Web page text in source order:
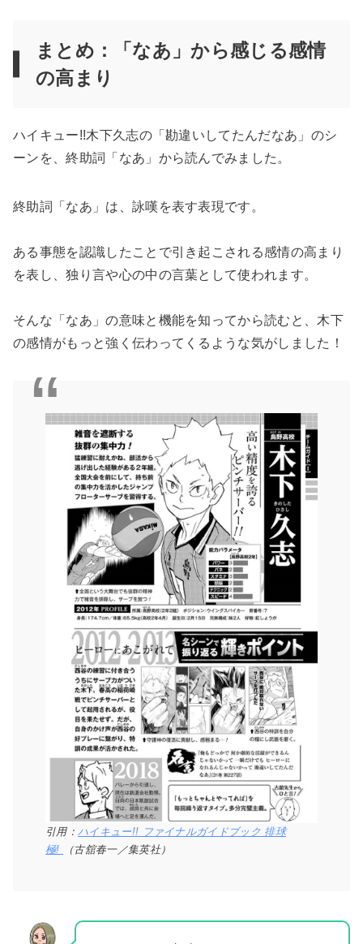
まとめ：「なあ」から感じる感情
の高まり
ハイキュー!!木下久志の「勘違いしてたんだなあ」のシ
ーンを、終助詞「なあ」から読んでみました。
終助詞「なあ」は、詠嘆を表す表現です。
ある事態を認識したことで引き起こされる感情の高まり
を表し、独り言や心の中の言葉として使われます。
そんな「なあ」の意味と機能を知ってから読むと、木下
の感情がもっと強く伝わってくるような気がしました！
引用： ハイキュー!! ファイナルガイドブック 排球
極!
（古舘春一／集英社）